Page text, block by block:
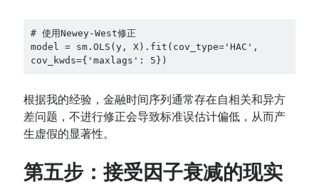
# 使用Newey-West修正
model = sm.OLS(y, X).fit(cov_type='HAC',
cov_kwds={'maxlags': 5})
根据我的经验，金融时间序列通常存在自相关和异方
差问题，不进行修正会导致标准误估计偏低，从而产
生虚假的显著性。
第五步：接受因子衰减的现实